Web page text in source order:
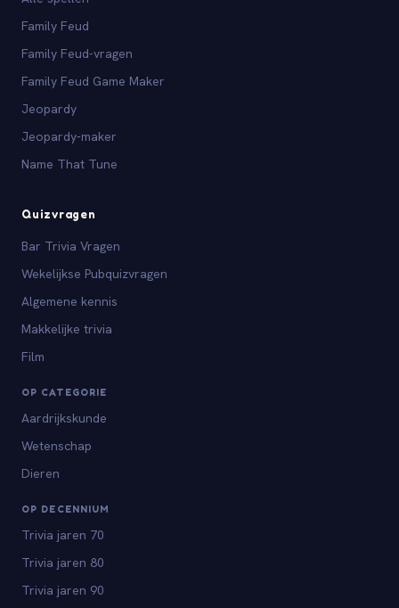
Family Feud
Family Feud-vragen
Family Feud Game Maker
Jeopardy
Jeopardy-maker
Name That Tune
Quizvragen
Bar Trivia Vragen
Wekelijkse Pubquizvragen
Algemene kennis
Makkelijke trivia
Film
OP CATEGORIE
Aardrijkskunde
Wetenschap
Dieren
OP DECENNIUM
Trivia jaren 70
Trivia jaren 80
Trivia jaren 90